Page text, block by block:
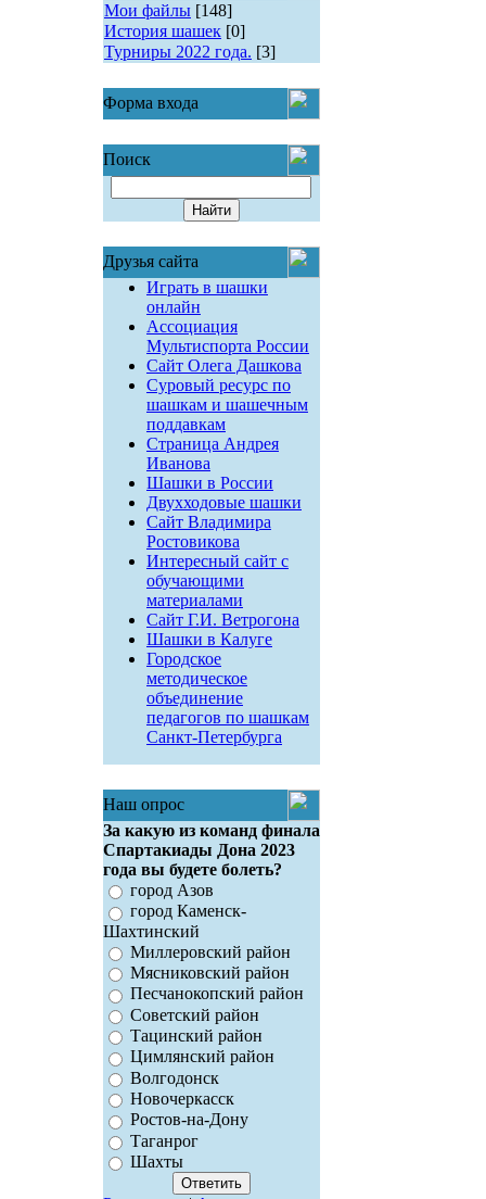
Мои файлы [148]
История шашек [0]
Турниры 2022 года. [3]
Форма входа
Поиск
Друзья сайта
Играть в шашки
онлайн
Ассоциация
Мультиспорта России
Сайт Олега Дашкова
Суровый ресурс по
шашкам и шашечным
поддавкам
Страница Андрея
Иванова
Шашки в России
Двухходовые шашки
Сайт Владимира
Ростовикова
Интересный сайт с
обучающими
материалами
Сайт Г.И. Ветрогона
Шашки в Калуге
Городское
методическое
объединение
педагогов по шашкам
Санкт-Петербурга
Наш опрос
За какую из команд финала
Спартакиады Дона 2023
года вы будете болеть?
город Азов
город Каменск-
Шахтинский
Миллеровский район
Мясниковский район
Песчанокопский район
Советский район
Тацинский район
Цимлянский район
Волгодонск
Новочеркасск
Ростов-на-Дону
Таганрог
Шахты